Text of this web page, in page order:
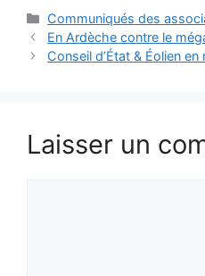
Catégories
Communiqués des
En Ardèche contre le
Conseil d’État & Éolien
Laisser un